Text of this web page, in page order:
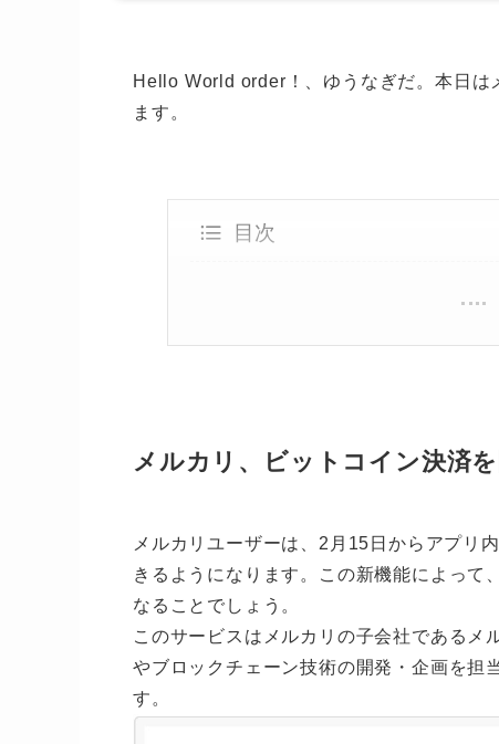
Hello World order！、ゆうなぎだ。本日は
ます。
目次
メルカリ、ビットコイン決済
メルカリユーザーは、2月15日からアプリ
きるようになります。この新機能によって
なることでしょう。
このサービスはメルカリの子会社であるメ
やブロックチェーン技術の開発・企画を担
す。